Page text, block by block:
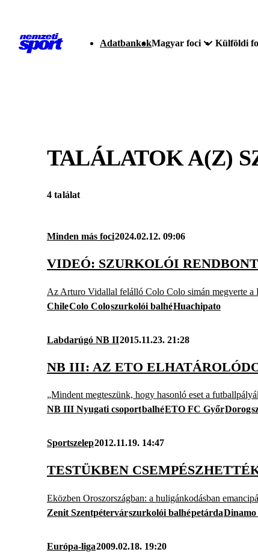
AdatbankokMagyar foci Külföldi
TALÁLATOK A(Z)
4 találat
Minden más foci2024.02.12. 09:06
VIDEÓ: SZURKOLÓI
Az Arturo Vidallal felálló Colo Colo simán megverte a
ChileColo Coloszurkolói balhéHuachipato
Labdarúgó NB II2015.11.23. 21:28
NB III: AZ ETO
„Mindent megteszünk, hogy hasonló eset a
NB III Nyugati csoportbalhéETO FC GyőrDorog
Sportszelep2012.11.19. 14:47
TESTÜKBEN
Eközben Oroszországban: a huligánkodásban
Zenit Szentpétervárszurkolói balhépetárdaDinamo
Európa-liga2009.02.18. 19:20